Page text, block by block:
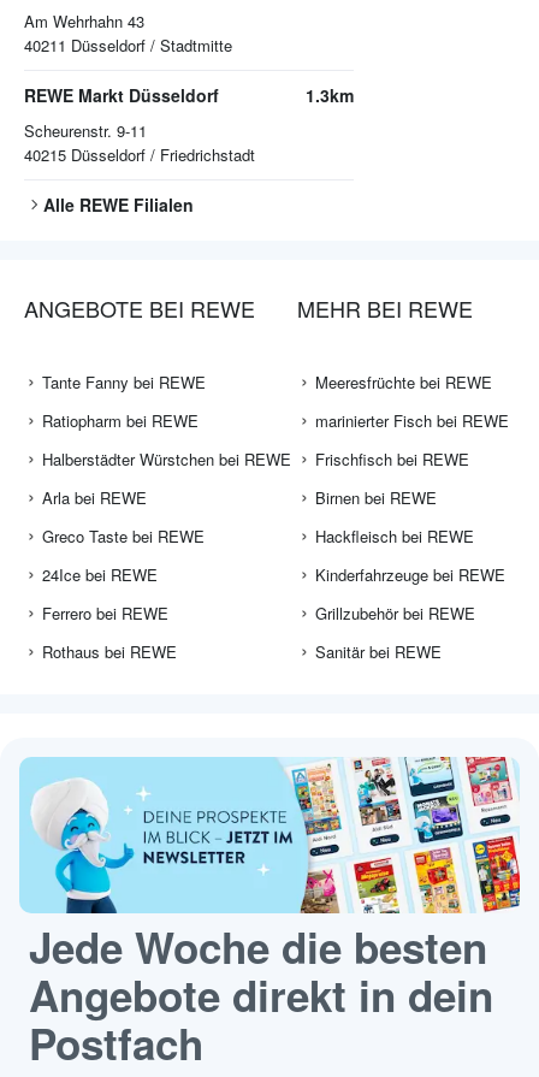
Am Wehrhahn 43
40211 Düsseldorf / Stadtmitte
REWE Markt Düsseldorf
Scheurenstr. 9-11
40215 Düsseldorf / Friedrichstadt
1.3km
Alle REWE Filialen
ANGEBOTE BEI REWE
Tante Fanny bei REWE
Ratiopharm bei REWE
Halberstädter Würstchen bei REWE
Arla bei REWE
Greco Taste bei REWE
24Ice bei REWE
Ferrero bei REWE
Rothaus bei REWE
MEHR BEI REWE
Meeresfrüchte bei REWE
marinierter Fisch bei REWE
Frischfisch bei REWE
Birnen bei REWE
Hackfleisch bei REWE
Kinderfahrzeuge bei REWE
Grillzubehör bei REWE
Sanitär bei REWE
Jede Woche die besten
Angebote direkt in dein
Postfach